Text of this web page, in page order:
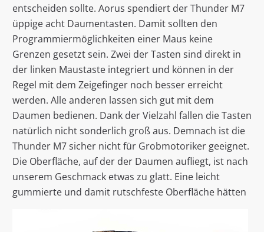
entscheiden sollte. Aorus spendiert der Thunder M7
üppige acht Daumentasten. Damit sollten den
Programmiermöglichkeiten einer Maus keine
Grenzen gesetzt sein. Zwei der Tasten sind direkt in
der linken Maustaste integriert und können in der
Regel mit dem Zeigefinger noch besser erreicht
werden. Alle anderen lassen sich gut mit dem
Daumen bedienen. Dank der Vielzahl fallen die Tasten
natürlich nicht sonderlich groß aus. Demnach ist die
Thunder M7 sicher nicht für Grobmotoriker geeignet.
Die Oberfläche, auf der der Daumen aufliegt, ist nach
unserem Geschmack etwas zu glatt. Eine leicht
gummierte und damit rutschfeste Oberfläche hätten